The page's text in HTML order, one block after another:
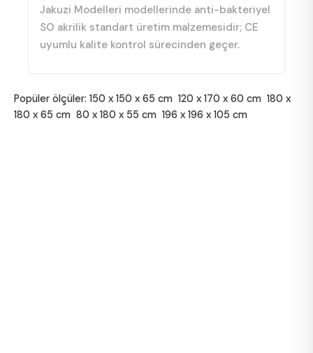
Jakuzi Modelleri modellerinde anti-bakteriyel
SO akrilik standart üretim malzemesidir; CE
uyumlu kalite kontrol sürecinden geçer.
Popüler ölçüler: 150 x 150 x 65 cm 120 x 170 x 60 cm 180 x
180 x 65 cm 80 x 180 x 55 cm 196 x 196 x 105 cm